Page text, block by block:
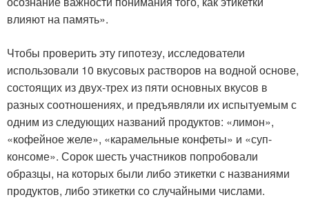
влияют на память».
Чтобы проверить эту гипотезу, исследователи
использовали 10 вкусовых растворов на водной основе,
состоящих из двух-трех из пяти основных вкусов в
разных соотношениях, и предъявляли их испытуемым с
одним из следующих названий продуктов: «лимон»,
«кофейное желе», «карамельные конфеты» и «суп-
консоме». Сорок шесть участников попробовали
образцы, на которых были либо этикетки с названиями
продуктов, либо этикетки со случайными числами.